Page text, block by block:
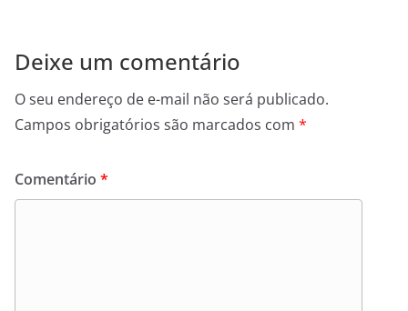
Deixe um comentário
O seu endereço de e-mail não será publicado.
Campos obrigatórios são marcados com *
Comentário *